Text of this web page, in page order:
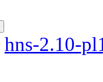
hns-2.10-